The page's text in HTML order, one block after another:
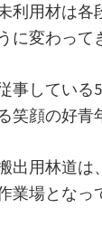
利用材は各
うに変わって
事している
笑顔の好青
出用林道は
業場となっ